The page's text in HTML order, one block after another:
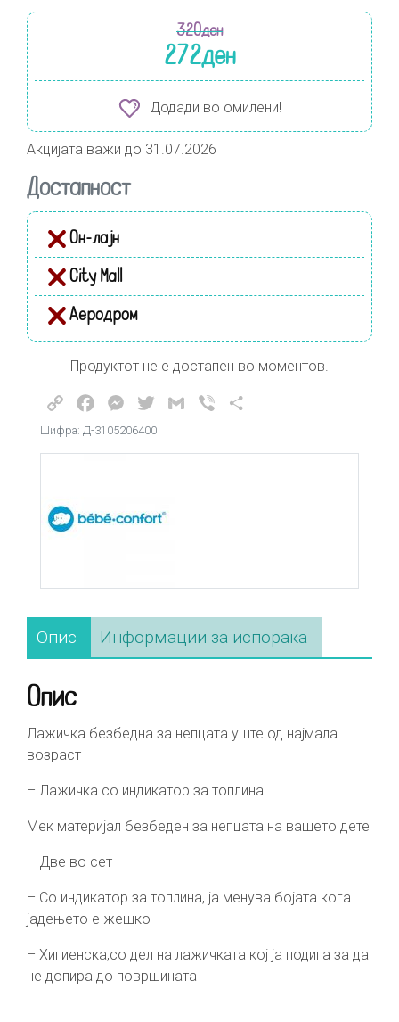
320ден
272ден
Додади во омилени!
Акцијата важи до 31.07.2026
Достапност
Он-лајн
City Mall
Аеродром
Продуктот не е достапен во моментов.
Copy
Link
FacebookMessenger
TwitterGmail Viber
Шифра: Д-3105206400
Опис Информации за испорака
Опис
Лажичка безбедна за непцата уште од најмала
возраст
– Лажичка со индикатор за топлина
Мек материјал безбеден за непцата на вашето дете
– Две во сет
– Со индикатор за топлина, ја менува бојата кога
јадењето е жешко
– Хигиенска,со дел на лажичката кој ја подига за да
не допира до површината